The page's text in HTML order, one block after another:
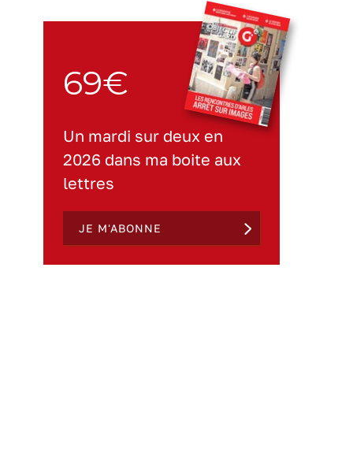
69€
Un mardi sur deux en
2026 dans ma boite aux
lettres
JE M'ABONNE